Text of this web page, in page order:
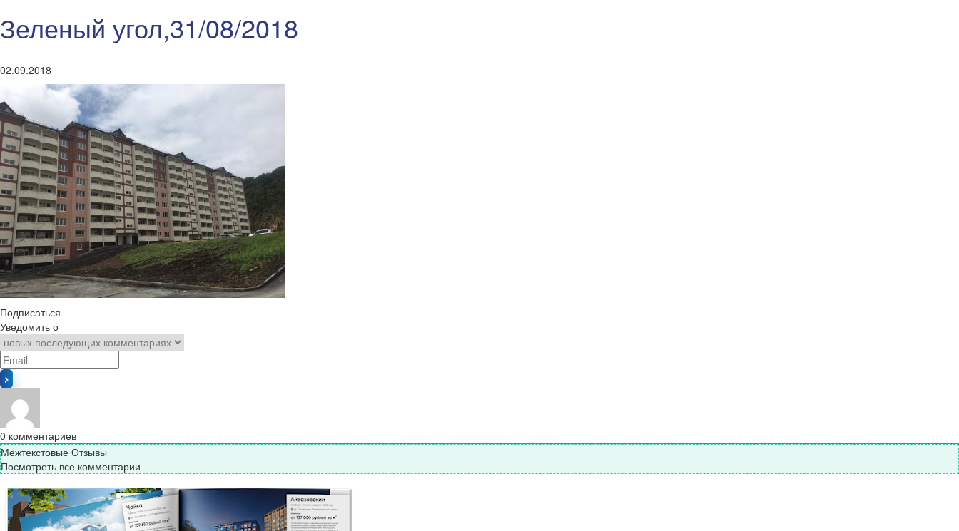
Зеленый угол,31/08/2018
02.09.2018
Подписаться
Уведомить о
0 комментариев
Межтекстовые Отзывы
Посмотреть все комментарии